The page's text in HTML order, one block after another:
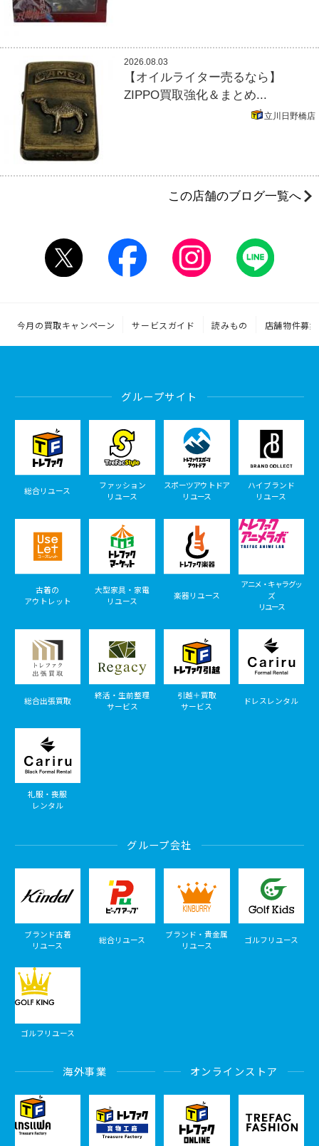
2026.08.03
【オイルライター売るなら】
ZIPPO買取強化＆まとめ...
立川日野橋店
この店舗のブログ一覧へ
今月の買取キャンペーン サービスガイド 読みもの 店舗物件募集
グループサイト
総合リユース
ファッション
リユース
スポーツアウトドア
リユース
ハイブランド
リユース
古着の
アウトレット
大型家具・家電
リユース
楽器リユース
アニメ・キャラグッ
ズ
リユース
総合出張買取
終活・生前整理
サービス
引越＋買取
サービス
ドレスレンタル
礼服・喪服
レンタル
グループ会社
ブランド古着
リユース
総合リユース
ブランド・貴金属
リユース
ゴルフリユース
ゴルフリユース
海外事業 オンラインストア